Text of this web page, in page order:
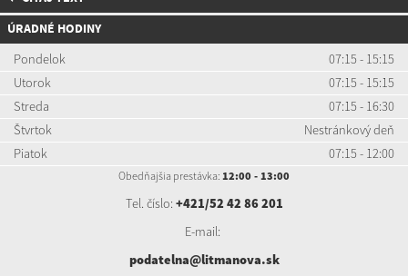
ÚRADNÉ HODINY
Pondelok
07:15 - 15:15
Utorok
07:15 - 15:15
Streda
07:15 - 16:30
Štvrtok
Nestránkový deň
Piatok
07:15 - 12:00
Obedňajšia prestávka: 12:00 - 13:00
Tel. číslo: +421/52 42 86 201
E-mail:
podatelna@litmanova.sk